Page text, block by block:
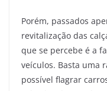
Porém, passados
revitalização das
que se percebe é a
veículos. Basta uma
possível flagrar